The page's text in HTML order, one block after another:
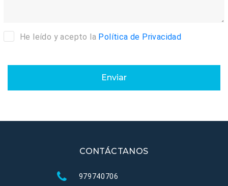
He leído y acepto la Política de Privacidad
Enviar
CONTÁCTANOS
979740706